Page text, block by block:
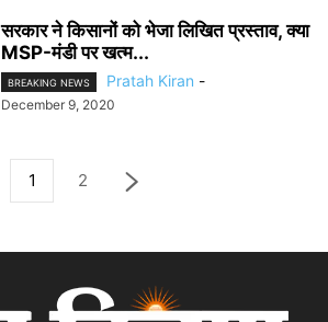
सरकार ने किसानों को भेजा लिखित प्रस्ताव, क्या
MSP-मंडी पर खत्म...
BREAKING NEWS Pratah Kiran -
December 9, 2020
1 2